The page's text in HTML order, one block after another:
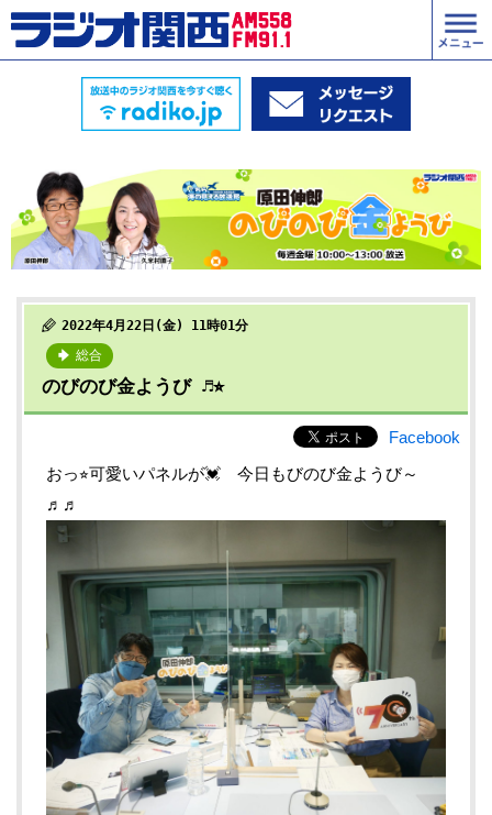
2022年4月22日(金) 11時01分
総合
のびのび金ようび ♬⭐︎
Facebook
おっ⭐︎可愛いパネルが💓 今日もびのび金ようび～
♬♬